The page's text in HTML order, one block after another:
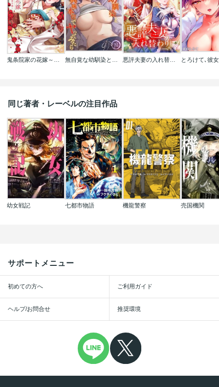
同じ著者・レーベルの注目作品
幼女戦記 七都市物語 機龍警察 売国機関
サポートメニュー
初めての方へ ご利用ガイド
ヘルプ/お問合せ 推奨環境